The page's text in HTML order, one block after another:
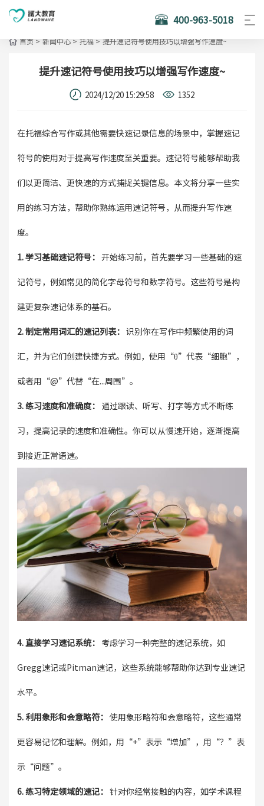
400-963-5018
首页 > 新闻中心 > 托福 > 提升速记符号使用技巧以增强写作速度~
提升速记符号使用技巧以增强写作速度~
2024/12/20 15:29:58 1352
在托福综合写作或其他需要快速记录信息的场景中，掌握速记
符号的使用对于提高写作速度至关重要。速记符号能够帮助我
们以更简洁、更快速的方式捕捉关键信息。本文将分享一些实
用的练习方法，帮助你熟练运用速记符号，从而提升写作速
度。
1. 学习基础速记符号： 开始练习前，首先要学习一些基础的速
记符号，例如常见的简化字母符号和数字符号。这些符号是构
建更复杂速记体系的基石。
2. 制定常用词汇的速记列表： 识别你在写作中频繁使用的词
汇，并为它们创建快捷方式。例如，使用“θ”代表“细胞”，
或者用“@”代替“在...周围”。
3. 练习速度和准确度： 通过跟读、听写、打字等方式不断练
习，提高记录的速度和准确性。你可以从慢速开始，逐渐提高
到接近正常语速。
4. 直接学习速记系统： 考虑学习一种完整的速记系统，如
Gregg速记或Pitman速记，这些系统能够帮助你达到专业速记
水平。
5. 利用象形和会意略符： 使用象形略符和会意略符，这些通常
更容易记忆和理解。例如，用“+”表示“增加”，用“？”表
示“问题”。
6. 练习特定领域的速记： 针对你经常接触的内容，如学术课程